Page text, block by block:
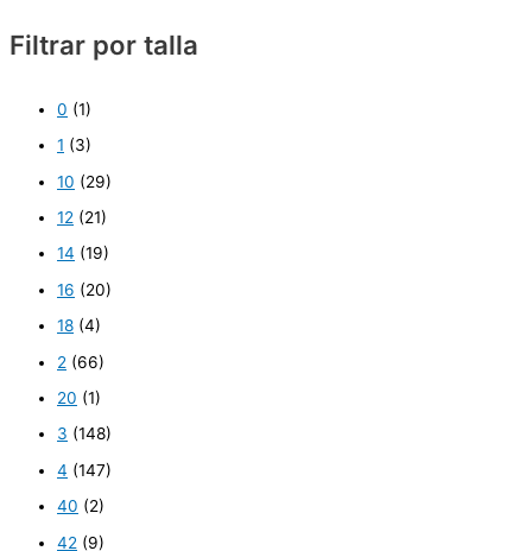
Filtrar por talla
0 (1)
1 (3)
10 (29)
12 (21)
14 (19)
16 (20)
18 (4)
2 (66)
20 (1)
3 (148)
4 (147)
40 (2)
42 (9)